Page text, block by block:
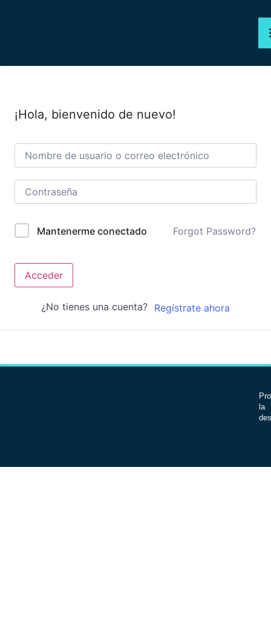
WEBINAR
NOSOTROS
TIENDA
¡Hola, bienvenido de nuevo!
Mantenerme conectado Forgot Password?
Acceder
¿No tienes una cuenta? Regístrate ahora
la